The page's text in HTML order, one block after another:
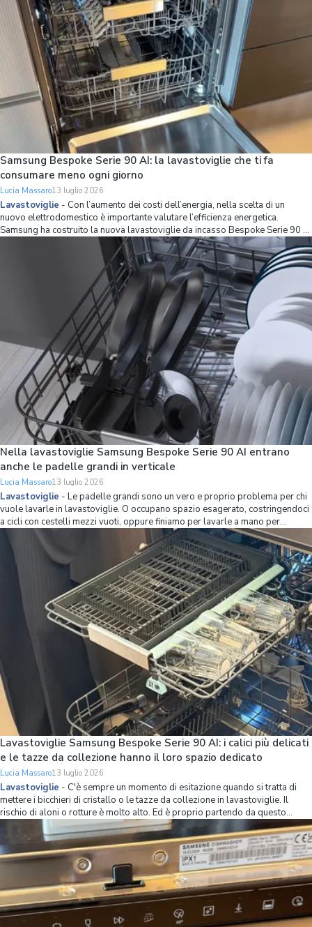
Samsung Bespoke Serie 90 AI: la lavastoviglie che ti fa
consumare meno ogni giorno
Lucia Massaro13 luglio 2026
Lavastoviglie - Con l’aumento dei costi dell’energia, nella scelta di un
nuovo elettrodomestico è importante valutare l’efficienza energetica.
Samsung ha costruito la nuova lavastoviglie da incasso Bespoke Serie 90 AI
partendo proprio da questo principio, combinando una classe energetica A
Nella lavastoviglie Samsung Bespoke Serie 90 AI entrano
anche le padelle grandi in verticale
Lucia Massaro13 luglio 2026
Lavastoviglie - Le padelle grandi sono un vero e proprio problema per chi
vuole lavarle in lavastoviglie. O occupano spazio esagerato, costringendoci
a cicli con cestelli mezzi vuoti, oppure finiamo per lavarle a mano per
mettere più stoviglie possibile in lavastoviglie. Se non volete avere più
questo problema,
Lavastoviglie Samsung Bespoke Serie 90 AI: i calici più delicati
e le tazze da collezione hanno il loro spazio dedicato
Lucia Massaro13 luglio 2026
Lavastoviglie - C'è sempre un momento di esitazione quando si tratta di
mettere i bicchieri di cristallo o le tazze da collezione in lavastoviglie. Il
rischio di aloni o rotture è molto alto. Ed è proprio partendo da questo
problema che Samsung ha ripensato l’organizzazione dello spazio interno
della lavastov